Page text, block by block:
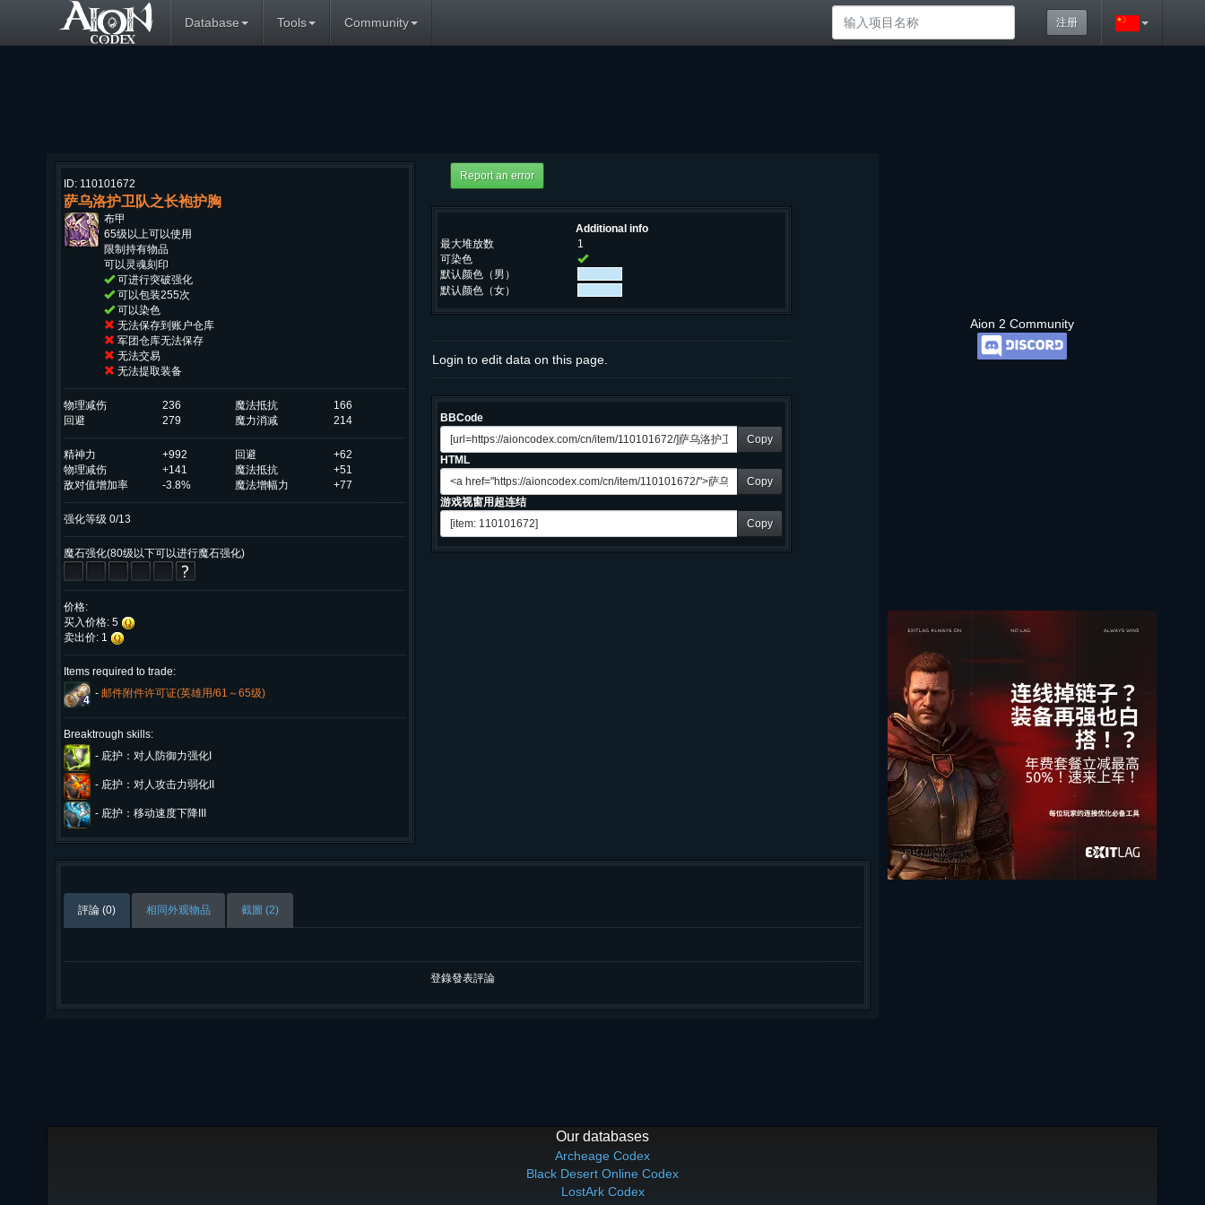
Database Tools Community 注册
Aion 2 Community
ID: 110101672
萨乌洛护卫队之长袍护胸
布甲
65级以上可以使用
限制持有物品
可以灵魂刻印
可进行突破强化
可以包装255次
可以染色
无法保存到账户仓库
军团仓库无法保存
无法交易
无法提取装备
物理减伤 236 魔法抵抗
166
回避
279 魔力消减 214
精神力 +992 回避
+62
物理减伤
+141 魔法抵抗
+51
敌对值增加率
-3.8% 魔法增幅力 +77
强化等级 0/13
魔石强化(80级以下可以进行魔石强化)
价格:
买入价格: 5
卖出价: 1
Items required to trade:
4
- 邮件附件许可证(英雄用/61～65级)
Breaktrough skills:
- 庇护：对人防御力强化I
- 庇护：对人攻击力弱化II
- 庇护：移动速度下降III
Additional info
最大堆放数
1
可染色
默认颜色（男）
默认颜色（女）
Login to edit data on this page.
BBCode
Copy
HTML
Copy
游戏视窗用超连结
Copy
評論 (0) 相同外观物品 截圖 (2)
登錄發表評論
Our databases
Archeage Codex
Black Desert Online Codex
LostArk Codex